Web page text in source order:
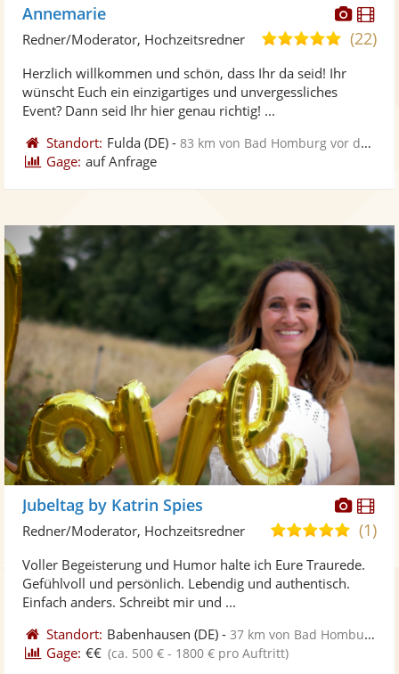
Annemarie
5,0
5
(22)
Redner/Moderator, Hochzeitsredner
Herzlich willkommen und schön, dass Ihr da seid! Ihr
wünscht Euch ein einzigartiges und unvergessliches
Event? Dann seid Ihr hier genau richtig! ...
Standort: Fulda (DE) -83 km von Bad Homburg vor der Höhe
Gage: auf Anfrage
Fotos
Jubeltag by Katrin Spies
5,0
5
(1)
Redner/Moderator, Hochzeitsredner
Voller Begeisterung und Humor halte ich Eure Traurede.
Gefühlvoll und persönlich. Lebendig und authentisch.
Einfach anders. Schreibt mir und ...
Standort: Babenhausen (DE) -37 km von Bad Homburg vor der Höhe
Gage: €€ (ca. 500 € - 1800 € pro Auftritt)